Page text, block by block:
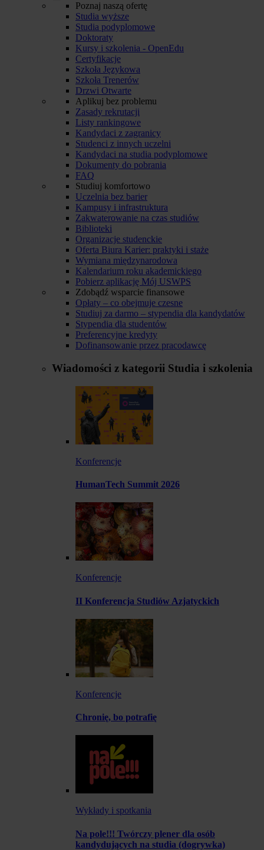
Poznaj naszą ofertę
Studia wyższe
Studia podyplomowe
Doktoraty
Kursy i szkolenia - OpenEdu
Certyfikacje
Szkoła Językowa
Szkoła Trenerów
Drzwi Otwarte
Aplikuj bez problemu
Zasady rekrutacji
Listy rankingowe
Kandydaci z zagranicy
Studenci z innych uczelni
Kandydaci na studia podyplomowe
Dokumenty do pobrania
FAQ
Studiuj komfortowo
Uczelnia bez barier
Kampusy i infrastruktura
Zakwaterowanie na czas studiów
Biblioteki
Organizacje studenckie
Oferta Biura Karier: praktyki i staże
Wymiana międzynarodowa
Kalendarium roku akademickiego
Pobierz aplikację Mój USWPS
Zdobądź wsparcie finansowe
Opłaty – co obejmuje czesne
Studiuj za darmo – stypendia dla kandydatów
Stypendia dla studentów
Preferencyjne kredyty
Dofinansowanie przez pracodawcę
Wiadomości z kategorii Studia i szkolenia
Konferencje
HumanTech Summit 2026
Konferencje
II Konferencja Studiów Azjatyckich
Konferencje
Chronię, bo potrafię
Wykłady i spotkania
Na pole!!! Twórczy plener dla osób
kandydujących na studia (dogrywka)